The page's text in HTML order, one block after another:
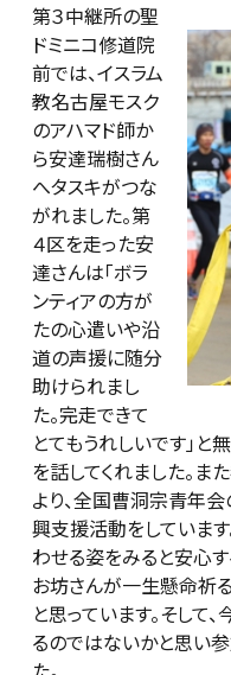
第３中継所の聖
ドミニコ修道院
前では、イスラム
教名古屋モスク
のアハマド師か
ら安達瑞樹さん
へタスキがつな
がれました。第
４区を走った安
達さんは「ボラ
ンティアの方が
たの心遣いや沿
道の声援に随分
助けられまし
た。完走できて
とてもうれしいです」
を話してくれました。ま
より、全国曹洞宗青年
興支援活動をしていま
わせる姿をみると安心す
お坊さんが一生懸命祈
と思っています。そし
るのではないかと思い参